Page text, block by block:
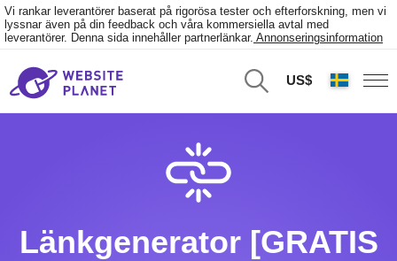
Vi rankar leverantörer baserat på rigorösa tester och efterforskning, men vi
lyssnar även på din feedback och våra kommersiella avtal med
leverantörer. Denna sida innehåller partnerlänkar. Annonseringsinformation
US$
Länkgenerator [GRATIS